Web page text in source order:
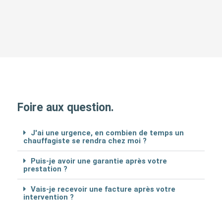
Foire aux question.
J'ai une urgence, en combien de temps un
chauffagiste se rendra chez moi ?
Puis-je avoir une garantie après votre
prestation ?
Vais-je recevoir une facture après votre
intervention ?